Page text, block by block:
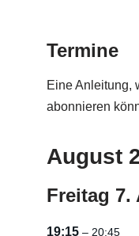
Termine
Eine Anleitung,
abonnieren
August
Freitag 7.
19:15 – 20:45